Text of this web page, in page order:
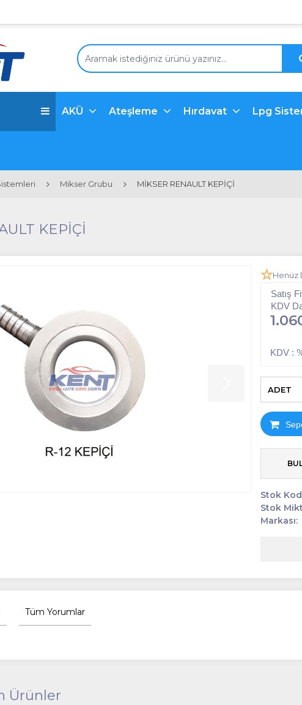
AKÜ Ateşleme Hırdavat Lpg
Mikser Grubu MİKSER RENAULT KEPİÇİ
KEPİÇİ
Henüz
Satış
KDV
KDV :
ADET
Stok
Stok
Markası:
Tüm Yorumlar
Ürünler